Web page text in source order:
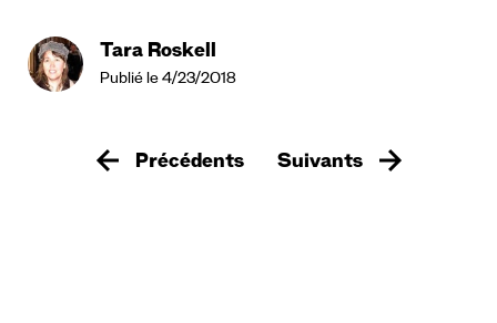
Tara Roskell
Publié le 4/23/2018
Précédents Suivants